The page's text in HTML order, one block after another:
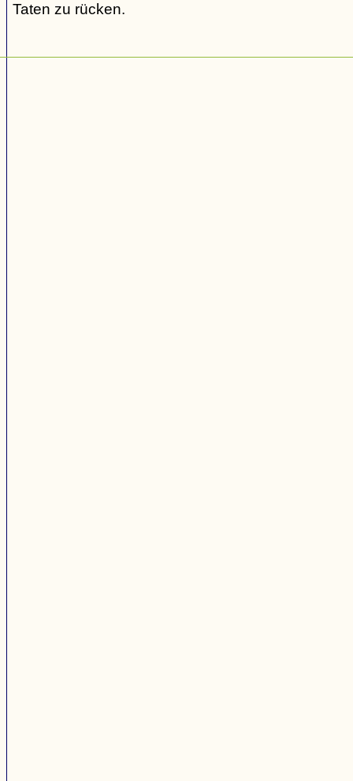
Taten zu rücken.